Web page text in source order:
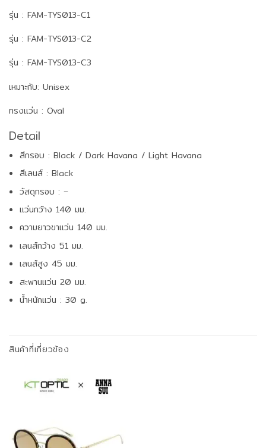
รุ่น : FAM-TYS013-C1
รุ่น : FAM-TYS013-C2
รุ่น : FAM-TYS013-C3
เหมาะกับ: Unisex
ทรงแว่น : Oval
Detail
สีกรอบ : Black / Dark Havana / Light Havana
สีเลนส์ : Black
วัสดุกรอบ : –
แว่นกว้าง 140 มม.
ความยาวขาแว่น 140 มม.
เลนส์กว้าง 51 มม.
เลนส์สูง 45 มม.
สะพานแว่น 20 มม.
น้ำหนักแว่น : 30 g.
สินค้าที่เกี่ยวข้อง